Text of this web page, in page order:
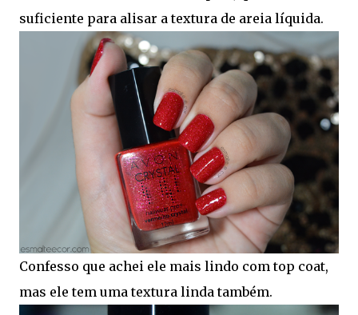
suficiente para alisar a textura de areia líquida.
Confesso que achei ele mais lindo com top coat,
mas ele tem uma textura linda também.